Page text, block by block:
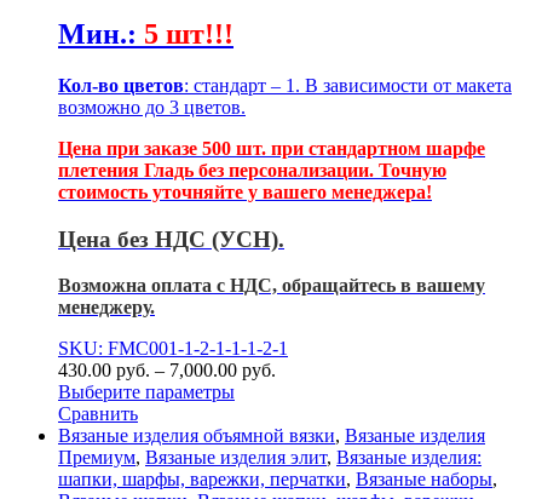
Мин.: 5 шт!!!
Кол-во цветов: стандарт – 1. В зависимости от макета
возможно до 3 цветов.
Цена при заказе 500 шт. при стандартном шарфе
плетения Гладь без персонализации. Точную
стоимость уточняйте у вашего менеджера!
Цена без НДС (УСН).
Возможна оплата с НДС, обращайтесь в вашему
менеджеру.
SKU: FMC001-1-2-1-1-1-2-1
430.00 руб. – 7,000.00 руб.
Выберите параметры
Сравнить
Вязаные изделия объямной вязки, Вязаные изделия
Премиум, Вязаные изделия элит, Вязаные изделия:
шапки, шарфы, варежки, перчатки, Вязаные наборы,